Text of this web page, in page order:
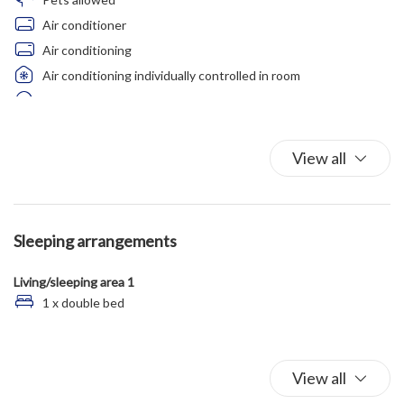
Air conditioner
Air conditioning
Air conditioning individually controlled in room
External Smoking Area
Fire Extinguisher
First Aid Kit
View all
Sleeping arrangements
Living/sleeping area 1
1 x double bed
View all